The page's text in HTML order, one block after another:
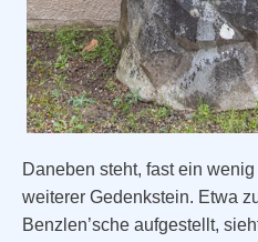
Daneben steht, fast ein
weiterer Gedenkstein. Etwa
Benzlen’sche aufgestellt,